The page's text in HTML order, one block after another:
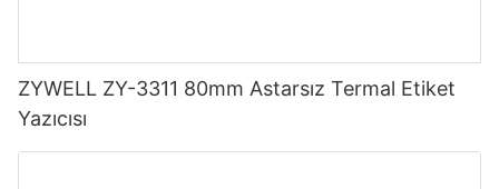
ZYWELL ZY-3311 80mm Astarsız Termal Etiket
Yazıcısı